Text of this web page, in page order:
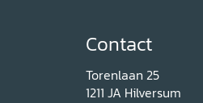
Contact
Torenlaan 25
1211 JA Hilversum